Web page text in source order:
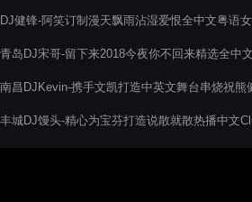
DJ健锋-阿笑订制漫天飘雨沾湿爱恨全中文粤语
青岛DJ宋哥-留下来2018今夜你不回来精选全中
南昌DJKevin-携手文凯打造中英文舞台串烧祝熊
丰城DJ馒头-精心为宝芬打造说散就散热播中文